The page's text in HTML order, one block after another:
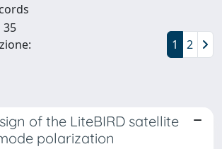
35
1 2
of the LiteBIRD satellite
polarization